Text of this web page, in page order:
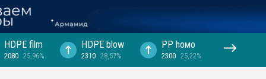
HDPE film
2080 25,96%
HDPE blow
2310 28,57%
PP hомо
2300 25,22%